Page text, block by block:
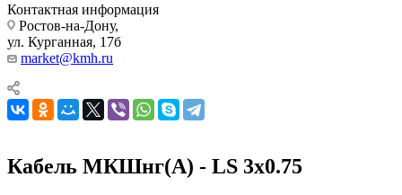
Контактная информация
Ростов-на-Дону,
ул. Курганная, 17б
market@kmh.ru
Кабель МКШнг(А) - LS 3х0.75